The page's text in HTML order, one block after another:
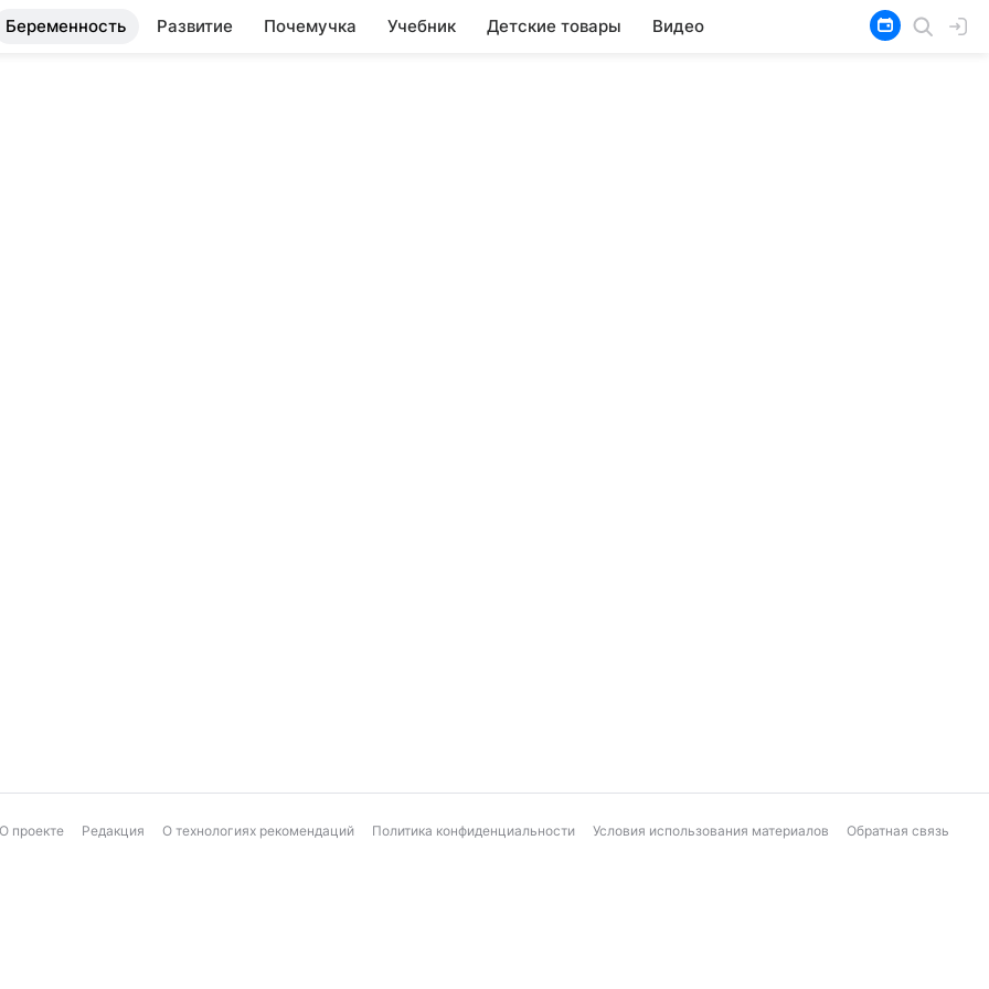
Беременность Развитие Почемучка Учебник Детские товары Видео
О проекте Редакция О технологиях рекомендаций Политика конфиденциальности Условия использования материалов Обратная связь